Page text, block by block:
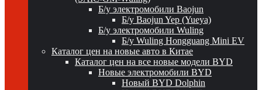
Б/у электромобили Baojun
Б/у Baojun Yep (Yueya)
Б/у электромобили Wuling
Б/у Wuling Hongguang Mini EV
Каталог цен на новые авто в Китае
Каталог цен на все новые модели BYD
Новые электромобили BYD
Новый BYD Dolphin